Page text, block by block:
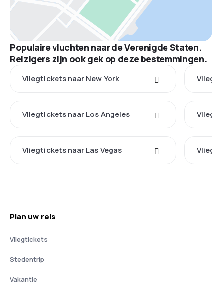
Populaire vluchten naar de Verenigde Staten.
Reizigers zijn ook gek op deze bestemmingen.
Vliegtickets naar New York
Vliegtickets naar Los Angeles
Vliegtickets naar Las Vegas
Plan uw reis
Vliegtickets
Stedentrip
Vakantie